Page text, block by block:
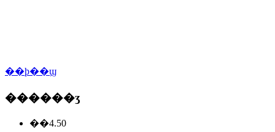
��ϸ��ϣ
������ʒ
��4.50